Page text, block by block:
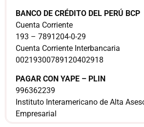
BANCO DE CRÉDITO DEL PERÚ BCP
Cuenta Corriente
193 – 7891204-0-29
Cuenta Corriente Interbancaria
00219300789120402918
PAGAR CON YAPE – PLIN
996362239
Instituto Interamericano de Alta
Empresarial